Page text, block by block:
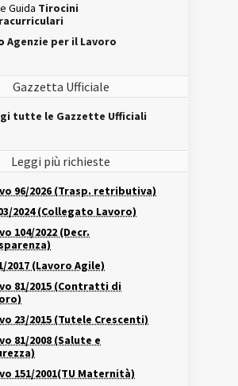
Guida Tirocini
Agenzie per il Lavoro
Gazzetta Ufficiale
tutte le Gazzette Ufficiali
Leggi più richieste
96/2026 (Trasp. retributiva)
2024 (Collegato Lavoro)
104/2022 (Decr.
2017 (Lavoro Agile)
81/2015 (Contratti di
23/2015 (Tutele Crescenti)
81/2008 (Salute e
151/2001(TU Maternità)